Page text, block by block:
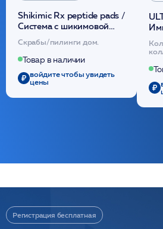
Shikimic Rx peptide pads /
Cистема с шикимовой
кислотой обновляющая
(30шт) /HP
Скрабы/пилинги дом.
Товар в наличии
войдите чтобы увидеть
цены
/
Регистрация бесплатная